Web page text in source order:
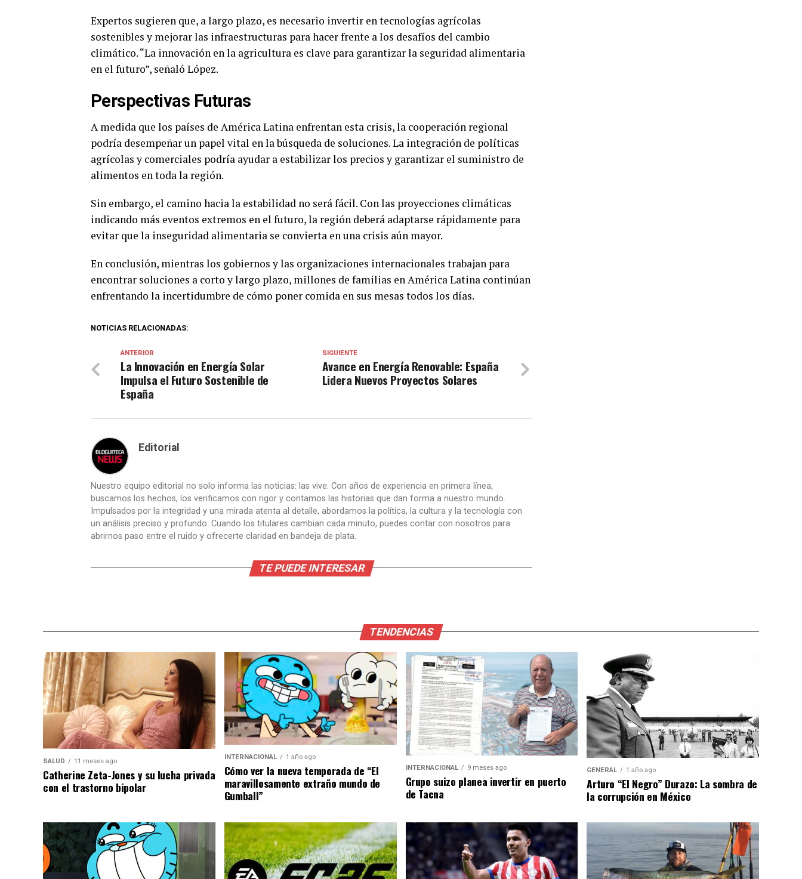
Expertos sugieren que, a largo plazo, es necesario invertir en tecnologías agrícolas
sostenibles y mejorar las infraestructuras para hacer frente a los desafíos del cambio
climático. “La innovación en la agricultura es clave para garantizar la seguridad alimentaria
en el futuro”, señaló López.
Perspectivas Futuras
A medida que los países de América Latina enfrentan esta crisis, la cooperación regional
podría desempeñar un papel vital en la búsqueda de soluciones. La integración de políticas
agrícolas y comerciales podría ayudar a estabilizar los precios y garantizar el suministro de
alimentos en toda la región.
Sin embargo, el camino hacia la estabilidad no será fácil. Con las proyecciones climáticas
indicando más eventos extremos en el futuro, la región deberá adaptarse rápidamente para
evitar que la inseguridad alimentaria se convierta en una crisis aún mayor.
En conclusión, mientras los gobiernos y las organizaciones internacionales trabajan para
encontrar soluciones a corto y largo plazo, millones de familias en América Latina continúan
enfrentando la incertidumbre de cómo poner comida en sus mesas todos los días.
NOTICIAS RELACIONADAS:
SIGUIENTE
Avance en Energía Renovable: España
Lidera Nuevos Proyectos Solares
ANTERIOR
La Innovación en Energía Solar
Impulsa el Futuro Sostenible de
España
Editorial
Nuestro equipo editorial no solo informa las noticias: las vive. Con años de experiencia en primera línea,
buscamos los hechos, los verificamos con rigor y contamos las historias que dan forma a nuestro mundo.
Impulsados por la integridad y una mirada atenta al detalle, abordamos la política, la cultura y la tecnología con
un análisis preciso y profundo. Cuando los titulares cambian cada minuto, puedes contar con nosotros para
abrirnos paso entre el ruido y ofrecerte claridad en bandeja de plata.
TE PUEDE INTERESAR
TENDENCIAS
SALUD 11 meses ago
Catherine Zeta-Jones y su lucha privada
con el trastorno bipolar
INTERNACIONAL 1 año ago
Cómo ver la nueva temporada de “El
maravillosamente extraño mundo de
Gumball”
INTERNACIONAL 9 meses ago
Grupo suizo planea invertir en puerto
de Tacna
GENERAL 1 año ago
Arturo “El Negro” Durazo: La sombra de
la corrupción en México